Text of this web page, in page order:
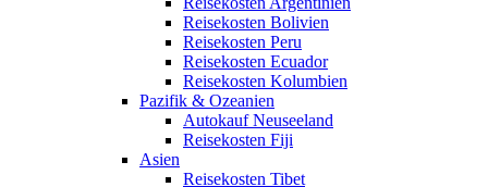
Reisekosten Bolivien
Reisekosten Peru
Reisekosten Ecuador
Reisekosten Kolumbien
Pazifik & Ozeanien
Autokauf Neuseeland
Reisekosten Fiji
Asien
Reisekosten Tibet